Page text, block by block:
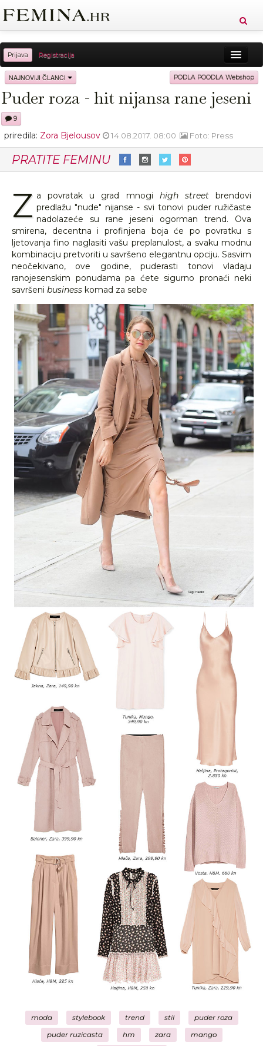
Prijava Registracija
Sreća Zdravlje Vitkost
Moda Ljubav Relax Putovanja Recepti
NAJNOVIJI ČLANCI PODLA POODLA Webshop
Puder roza - hit nijansa rane jeseni
9
priredila: Zora Bjelousov 14.08.2017. 08:00 Foto: Press
PRATITE FEMINU
Z a povratak u grad mnogi high streetbrendovi
predlažu "nude" nijanse - svi tonovi puder ružičaste
nadolazeće su rane jeseni ogorman trend. Ova
smirena, decentna i profinjena boja će po povratku s
ljetovanja fino naglasiti vašu preplanulost, a svaku modnu
kombinaciju pretvoriti u savršeno elegantnu opciju. Sasvim
neočekivano, ove godine, puderasti tonovi vladaju
ranojesenskim ponudama pa ćete sigurno pronaći neki
savršeni business komad za sebe
moda stylebook trend stil puder roza
puder ruzicasta hm zara mango